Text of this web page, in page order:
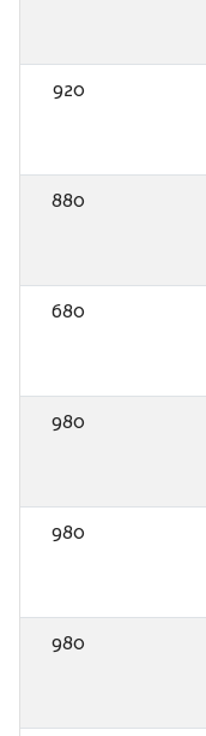
920
880
680
980
980
980